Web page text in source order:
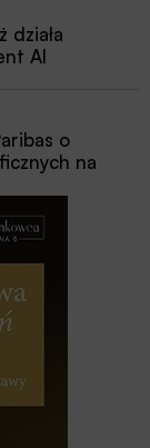
działa
AI
o
na